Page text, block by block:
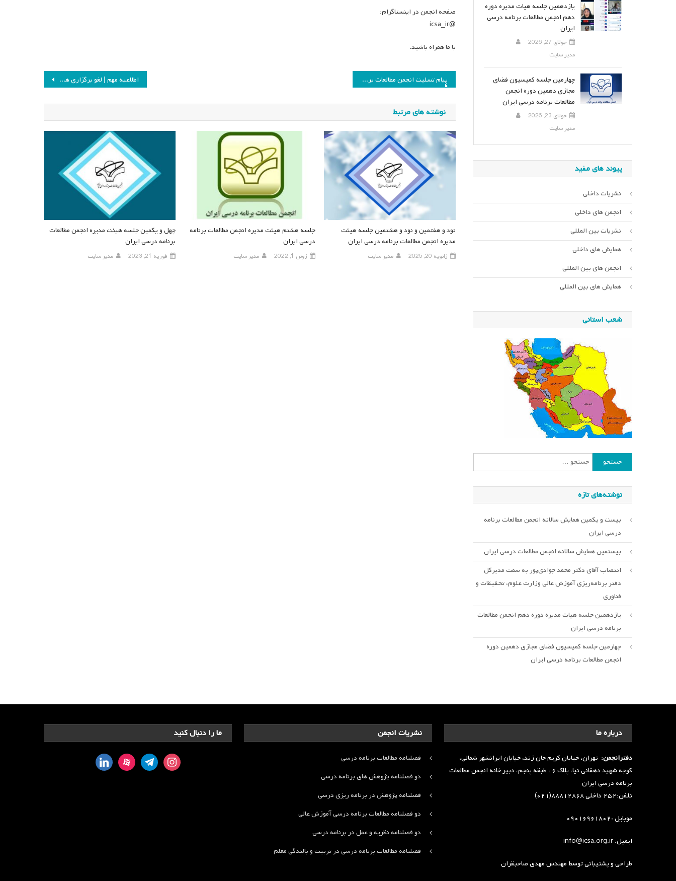
صفحه انجمن در اینستاگرام:
@icsa_ir
با ما همراه باشید.
راهبری
نوشته
اطلاعیه مهم | لغو برگزاری همایش پیام تسلیت انجمن مطالعات برنامه درسی ایران در پی درگذشت دکتر عباس صدری
نوشته های مرتبط
چهل و یکمین جلسه هیئت مدیره انجمن مطالعات
برنامه درسی ایران
فوریه 21, 2023 مدیر سایت
جلسه هشتم هیئت مدیره انجمن مطالعات برنامه
درسی ایران
ژوئن 1, 2022 مدیر سایت
نود و هفتمین و نود و هشتمین جلسه هیئت
مدیره انجمن مطالعات برنامه درسی ایران
ژانویه 20, 2025 مدیر سایت
یازدهمین جلسه هیات مدیره دوره
دهم انجمن مطالعات برنامه درسی
ایران
جولای 27, 2026
مدیر سایت
چهارمین جلسه کمیسیون فضای
مجازی دهمین دوره انجمن
مطالعات برنامه درسی ایران
جولای 23, 2026
مدیر سایت
پیوند های مفید
نشریات داخلی
انجمن های داخلی
نشریات بین المللی
همایش های داخلی
انجمن های بین المللی
همایش های بین المللی
شعب استانی
جستجو
برای:
نوشته‌های تازه
بیست و یکمین همایش سالانه انجمن مطالعات برنامه
درسی ایران
بیستمین همایش سالانه انجمن مطالعات درسی ایران
انتصاب آقای دکتر محمد جوادی‌پور به سمت مدیرکل
دفتر برنامه‌ریزی آموزش عالی وزارت علوم، تحقیقات و
فناوری
یازدهمین جلسه هیات مدیره دوره دهم انجمن مطالعات
برنامه درسی ایران
چهارمین جلسه کمیسیون فضای مجازی دهمین دوره
انجمن مطالعات برنامه درسی ایران
ما را دنبال کنید
instagram
telegram
aparat
linkedin
نشریات انجمن
فصلنامه مطالعات برنامه درسی
دو فصلنامه پژوهش های برنامه درسی
فصلنامه پژوهش در برنامه ریزی درسی
دو فصلنامه مطالعات برنامه درسی آموزش عالی
دو فصلنامه نظریه و عمل در برنامه درسی
فصلنامه مطالعات برنامه درسی در تربیت و بالندگی معلم
درباره ما
دفترانجمن: تهران، خیابان کریم خان زند، خیابان ایرانشهر شمالی،
کوچه شهید دهقانی نیا، پلاک ۶ ، طبقه پنجم، دبیر خانه انجمن مطالعات
برنامه درسی ایران
تلفن:۲۵۲ داخلی ۸۸۸۱۲۸۶۸(۰۲۱)
موبایل :۰۹۰۱۶۹۶۱۸۰۲
ایمیل: info@icsa.org.ir
طراحی و پشتیبانی توسطمهندس مهدی صاحبقران